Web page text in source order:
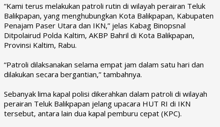
“Kami terus melakukan patroli rutin di wilayah perairan Teluk
Balikpapan, yang menghubungkan Kota Balikpapan, Kabupaten
Penajam Paser Utara dan IKN,” jelas Kabag Binopsnal
Ditpolairud Polda Kaltim, AKBP Bahril di Kota Balikpapan,
Provinsi Kaltim, Rabu.
“Patroli dilaksanakan selama empat jam dalam satu hari dan
dilakukan secara bergantian,” tambahnya.
Sebanyak lima kapal polisi dikerahkan dalam patroli di wilayah
perairan Teluk Balikpapan jelang upacara HUT RI di IKN
tersebut, antara lain dua kapal pemburu cepat (KPC).